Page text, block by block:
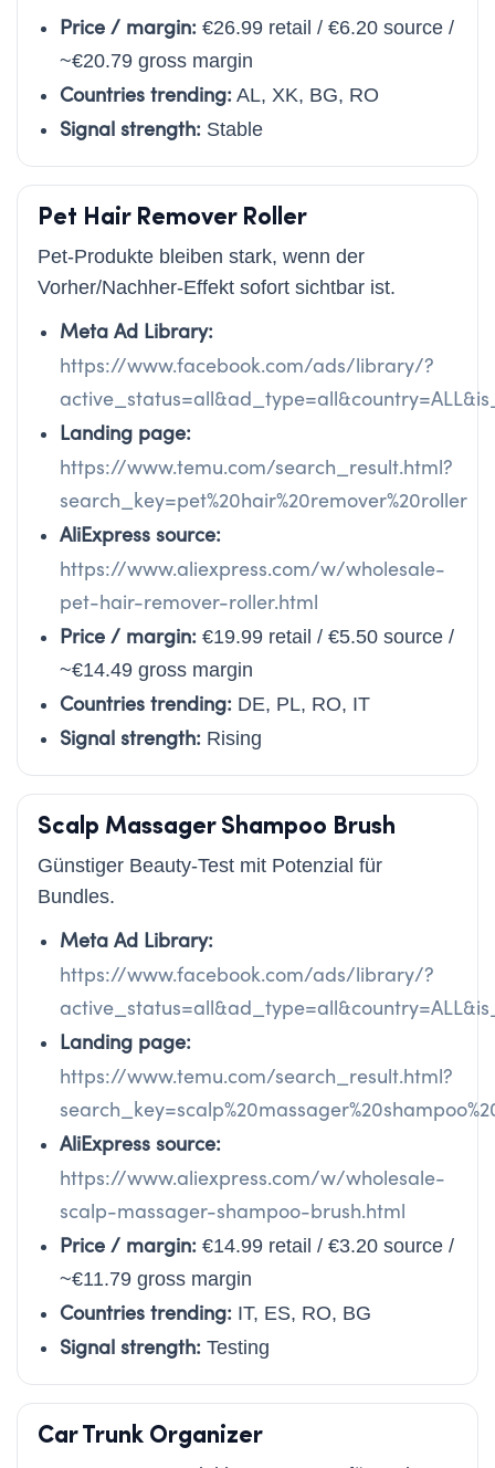
Price / margin: €26.99 retail / €6.20 source /
~€20.79 gross margin
Countries trending: AL, XK, BG, RO
Signal strength: Stable
Pet Hair Remover Roller
Pet-Produkte bleiben stark, wenn der
Vorher/Nachher-Effekt sofort sichtbar ist.
Meta Ad Library:
https://www.facebook.com/ads/library/?
Landing page:
https://www.temu.com/search_result.html?
search_key=pet%20hair%20remover%20roller
AliExpress source:
https://www.aliexpress.com/w/wholesale-
pet-hair-remover-roller.html
Price / margin: €19.99 retail / €5.50 source /
~€14.49 gross margin
Countries trending: DE, PL, RO, IT
Signal strength: Rising
Scalp Massager Shampoo Brush
Günstiger Beauty-Test mit Potenzial für
Bundles.
Meta Ad Library:
https://www.facebook.com/ads/library/?
Landing page:
https://www.temu.com/search_result.html?
AliExpress source:
https://www.aliexpress.com/w/wholesale-
scalp-massager-shampoo-brush.html
Price / margin: €14.99 retail / €3.20 source /
~€11.79 gross margin
Countries trending: IT, ES, RO, BG
Signal strength: Testing
Car Trunk Organizer